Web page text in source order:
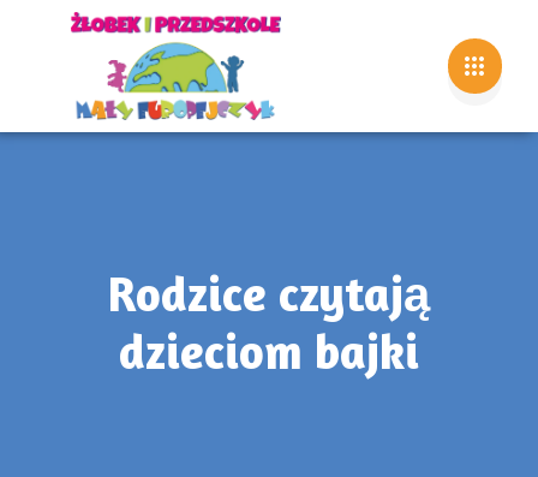
Rodzice czytają
dzieciom bajki